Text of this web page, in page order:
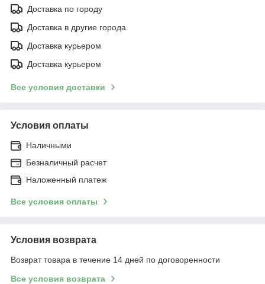
Доставка по городу
Доставка в другие города
Доставка курьером
Доставка курьером
Все условия доставки
Условия оплаты
Наличными
Безналичный расчет
Наложенный платеж
Все условия оплаты
Условия возврата
Возврат товара в течение 14 дней по договоренности
Все условия возврата